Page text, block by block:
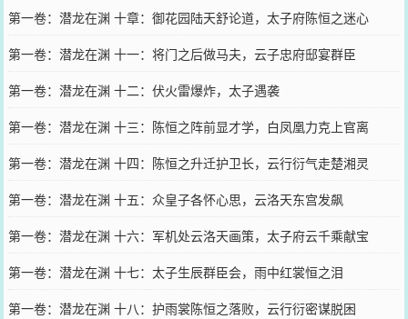
第一卷：潜龙在渊 十章：御花园陆天舒论道，太子府陈恒之迷心
第一卷：潜龙在渊 十一：将门之后做马夫，云子忠府邸宴群臣
第一卷：潜龙在渊 十二：伏火雷爆炸，太子遇袭
第一卷：潜龙在渊 十三：陈恒之阵前显才学，白凤凰力克上官离
第一卷：潜龙在渊 十四：陈恒之升迁护卫长，云行衍气走楚湘灵
第一卷：潜龙在渊 十五：众皇子各怀心思，云洛天东宫发飙
第一卷：潜龙在渊 十六：军机处云洛天画策，太子府云千乘献宝
第一卷：潜龙在渊 十七：太子生辰群臣会，雨中红裳恒之泪
第一卷：潜龙在渊 十八：护雨裳陈恒之落败，云行衍密谋脱困